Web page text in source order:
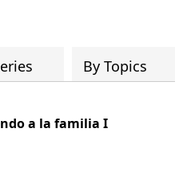
By Topics
a la familia I